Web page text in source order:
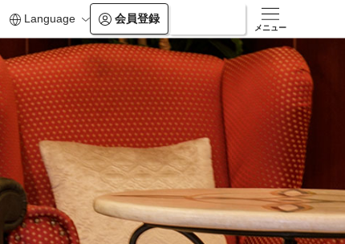
Language 会員登録
メニュー